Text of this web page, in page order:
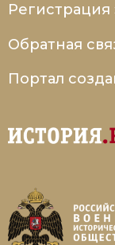
Регистрация
Обратная
Портал